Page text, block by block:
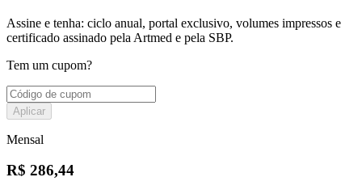
Assine e tenha: ciclo anual, portal exclusivo, volumes impressos e
certificado assinado pela Artmed e pela SBP.
Tem um cupom?
Aplicar
Mensal
R$ 286,44